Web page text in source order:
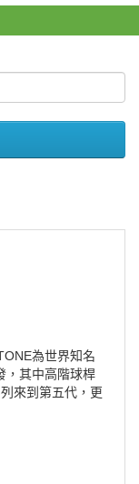
為世界知名
，其中高階球桿
來到第五代，更